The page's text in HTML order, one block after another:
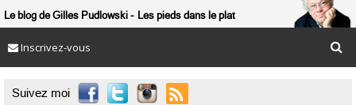
Le blog de Gilles Pudlowski Les pieds dans le plat
Inscrivez-vous
Suivez moi 